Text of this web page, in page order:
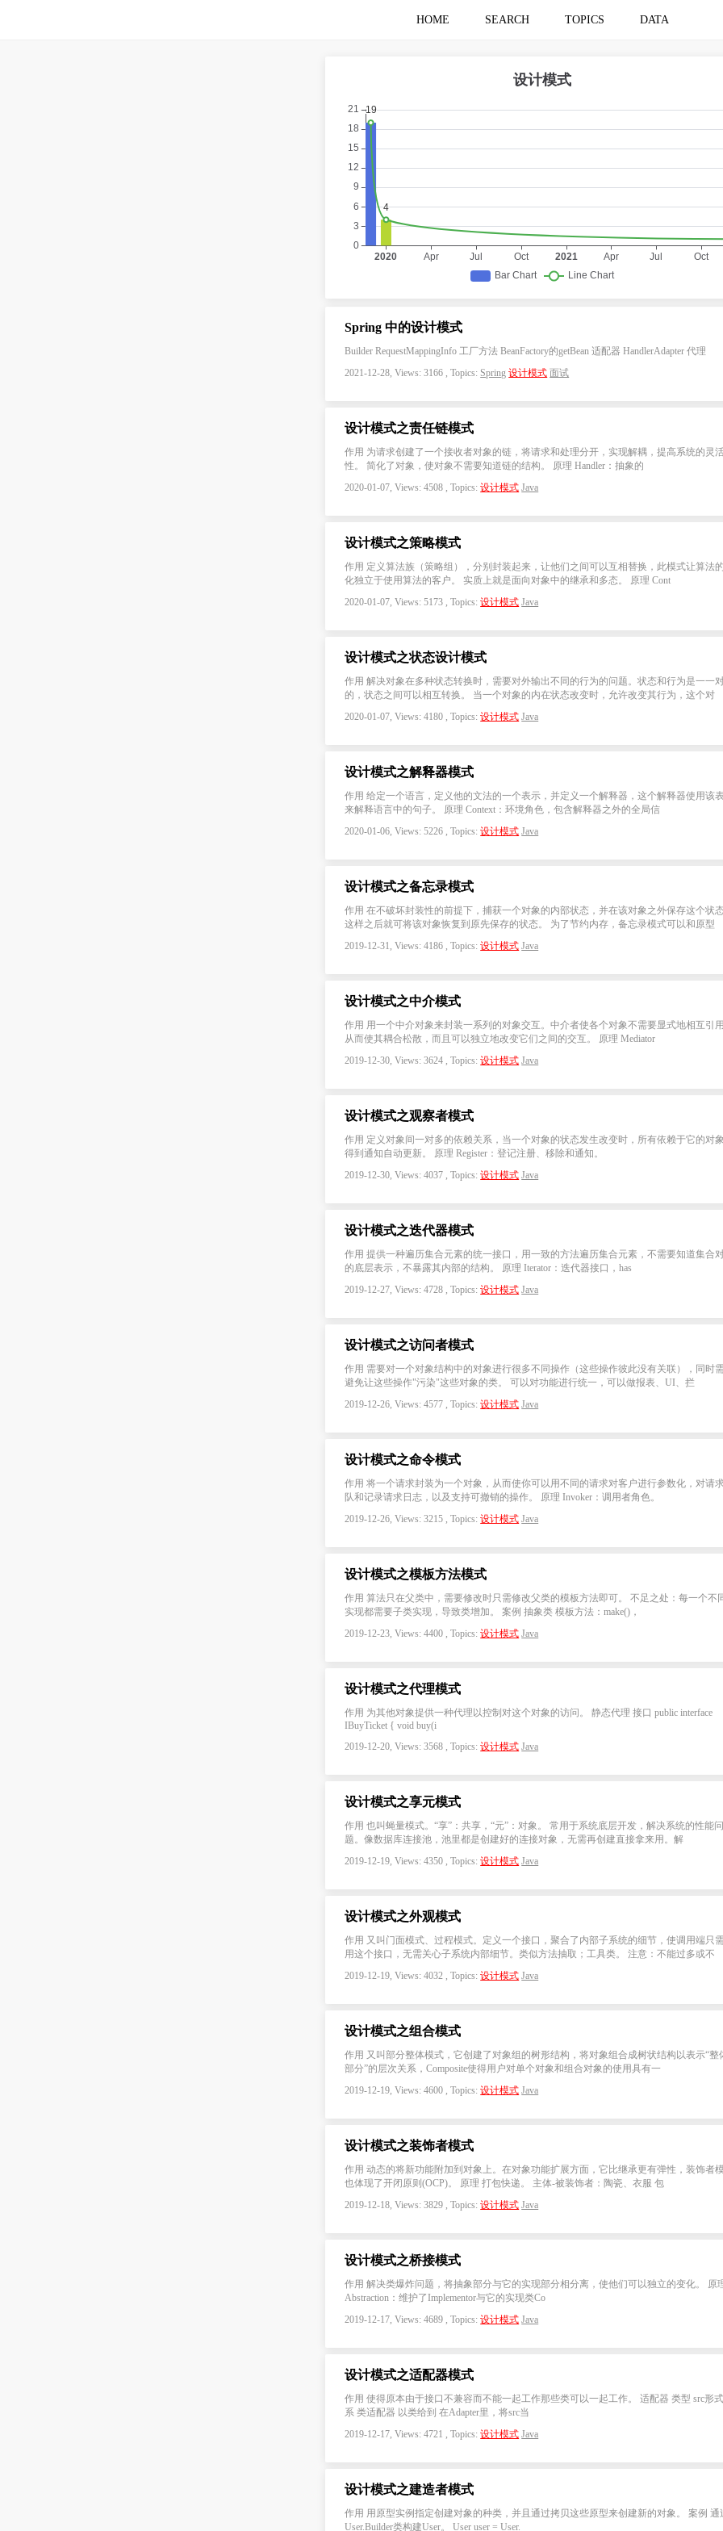
HOME SEARCH TOPICS DATA
Spring 中的设计模式
Builder RequestMappingInfo 工厂方法 BeanFactory的getBean 适配器 HandlerAdapter 代理
2021-12-28, Views: 3166 , Topics: Spring 设计模式 面试
设计模式之责任链模式
作用 为请求创建了一个接收者对象的链，将请求和处理分开，实现解耦，提高系统的灵
性。 简化了对象，使对象不需要知道链的结构。 原理 Handler：抽象的
2020-01-07, Views: 4508 , Topics:设计模式 Java
设计模式之策略模式
作用 定义算法族（策略组），分别封装起来，让他们之间可以互相替换，此模式让算法
化独立于使用算法的客户。 实质上就是面向对象中的继承和多态。 原理 Cont
2020-01-07, Views: 5173 , Topics:设计模式 Java
设计模式之状态设计模式
作用 解决对象在多种状态转换时，需要对外输出不同的行为的问题。状态和行为是一一
的，状态之间可以相互转换。 当一个对象的内在状态改变时，允许改变其行为，这个对
2020-01-07, Views: 4180 , Topics:设计模式 Java
设计模式之解释器模式
作用 给定一个语言，定义他的文法的一个表示，并定义一个解释器，这个解释器使用该
来解释语言中的句子。 原理 Context：环境角色，包含解释器之外的全局信
2020-01-06, Views: 5226 , Topics:设计模式 Java
设计模式之备忘录模式
作用 在不破坏封装性的前提下，捕获一个对象的内部状态，并在该对象之外保存这个状态
这样之后就可将该对象恢复到原先保存的状态。 为了节约内存，备忘录模式可以和原型
2019-12-31, Views: 4186 , Topics:设计模式 Java
设计模式之中介模式
作用 用一个中介对象来封装一系列的对象交互。中介者使各个对象不需要显式地相互引用
从而使其耦合松散，而且可以独立地改变它们之间的交互。 原理 Mediator
2019-12-30, Views: 3624 , Topics:设计模式 Java
设计模式之观察者模式
作用 定义对象间一对多的依赖关系，当一个对象的状态发生改变时，所有依赖于它的对
得到通知自动更新。 原理 Register：登记注册、移除和通知。
2019-12-30, Views: 4037 , Topics:设计模式 Java
设计模式之迭代器模式
作用 提供一种遍历集合元素的统一接口，用一致的方法遍历集合元素，不需要知道集合
的底层表示，不暴露其内部的结构。 原理 Iterator：迭代器接口，has
2019-12-27, Views: 4728 , Topics:设计模式 Java
设计模式之访问者模式
作用 需要对一个对象结构中的对象进行很多不同操作（这些操作彼此没有关联），同时
避免让这些操作"污染"这些对象的类。 可以对功能进行统一，可以做报表、UI、拦
2019-12-26, Views: 4577 , Topics:设计模式 Java
设计模式之命令模式
作用 将一个请求封装为一个对象，从而使你可以用不同的请求对客户进行参数化，对请
队和记录请求日志，以及支持可撤销的操作。 原理 Invoker：调用者角色。
2019-12-26, Views: 3215 , Topics:设计模式 Java
设计模式之模板方法模式
作用 算法只在父类中，需要修改时只需修改父类的模板方法即可。 不足之处：每一个不
实现都需要子类实现，导致类增加。 案例 抽象类 模板方法：make()，
2019-12-23, Views: 4400 , Topics:设计模式 Java
设计模式之代理模式
作用 为其他对象提供一种代理以控制对这个对象的访问。 静态代理 接口 public interface
IBuyTicket { void buy(i
2019-12-20, Views: 3568 , Topics:设计模式 Java
设计模式之享元模式
作用 也叫蝇量模式。“享”：共享，“元”：对象。 常用于系统底层开发，解决系统的性能问
题。像数据库连接池，池里都是创建好的连接对象，无需再创建直接拿来用。解
2019-12-19, Views: 4350 , Topics:设计模式 Java
设计模式之外观模式
作用 又叫门面模式、过程模式。定义一个接口，聚合了内部子系统的细节，使调用端只
用这个接口，无需关心子系统内部细节。类似方法抽取；工具类。 注意：不能过多或不
2019-12-19, Views: 4032 , Topics:设计模式 Java
设计模式之组合模式
作用 又叫部分整体模式，它创建了对象组的树形结构，将对象组合成树状结构以表示“整
部分”的层次关系，Composite使得用户对单个对象和组合对象的使用具有一
2019-12-19, Views: 4600 , Topics:设计模式 Java
设计模式之装饰者模式
作用 动态的将新功能附加到对象上。在对象功能扩展方面，它比继承更有弹性，装饰者
也体现了开闭原则(OCP)。 原理 打包快递。 主体-被装饰者：陶瓷、衣服 包
2019-12-18, Views: 3829 , Topics:设计模式 Java
设计模式之桥接模式
作用 解决类爆炸问题，将抽象部分与它的实现部分相分离，使他们可以独立的变化。 原
Abstraction：维护了Implementor与它的实现类Co
2019-12-17, Views: 4689 , Topics:设计模式 Java
设计模式之适配器模式
作用 使得原本由于接口不兼容而不能一起工作那些类可以一起工作。 适配器 类型 src形
系 类适配器 以类给到 在Adapter里，将src当
2019-12-17, Views: 4721 , Topics:设计模式 Java
设计模式之建造者模式
作用 用原型实例指定创建对象的种类，并且通过拷贝这些原型来创建新的对象。 案例 通
User.Builder类构建User。 User user = User.